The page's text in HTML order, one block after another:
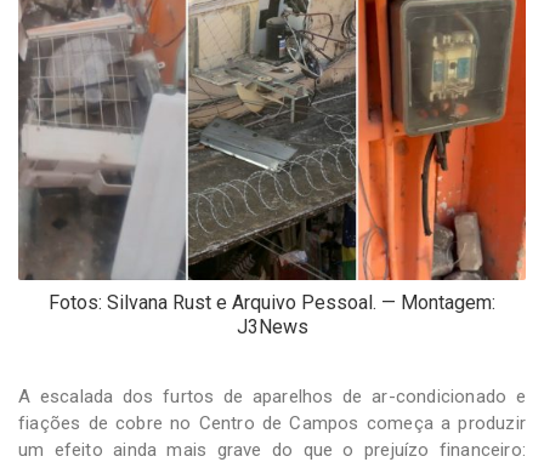
por
Hesea
Tecnologia
Sistemas
Fotos: Silvana Rust e Arquivo Pessoal. — Montagem:
J3News
A escalada dos furtos de aparelhos de ar-condicionado e
fiações de cobre no Centro de Campos começa a produzir
um efeito ainda mais grave do que o prejuízo financeiro: